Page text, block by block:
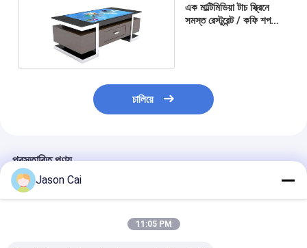
এক মাল্টিমিডিয়া টাচ স্ক্রিনে
সমস্ত রেস্টুরেন্ট / কফি শপ
চালিয়ে
প্রস্তাবিত পণ্য
Jason Cai
11:05 PM